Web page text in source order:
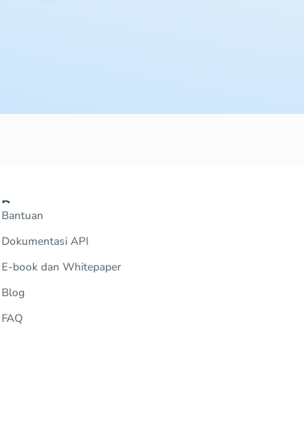
Resources
Bantuan
Dokumentasi API
E-book dan Whitepaper
Blog
FAQ